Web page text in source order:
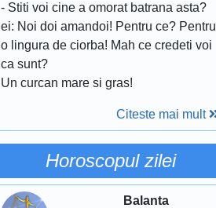
- Stiti voi cine a omorat batrana asta?
ei: Noi doi amandoi! Pentru ce? Pentru
o lingura de ciorba! Mah ce credeti voi
ca sunt?
Un curcan mare si gras!
Citeste mai mult
Horoscopul zilei
Balanta